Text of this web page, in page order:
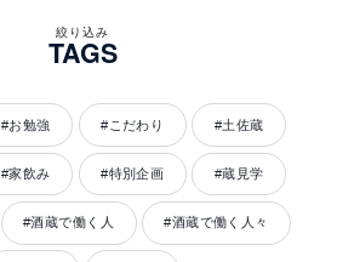
絞り込み
TAGS
#お勉強 #こだわり #土佐蔵
#家飲み #特別企画 #蔵見学
#酒蔵で働く人 #酒蔵で働く人々